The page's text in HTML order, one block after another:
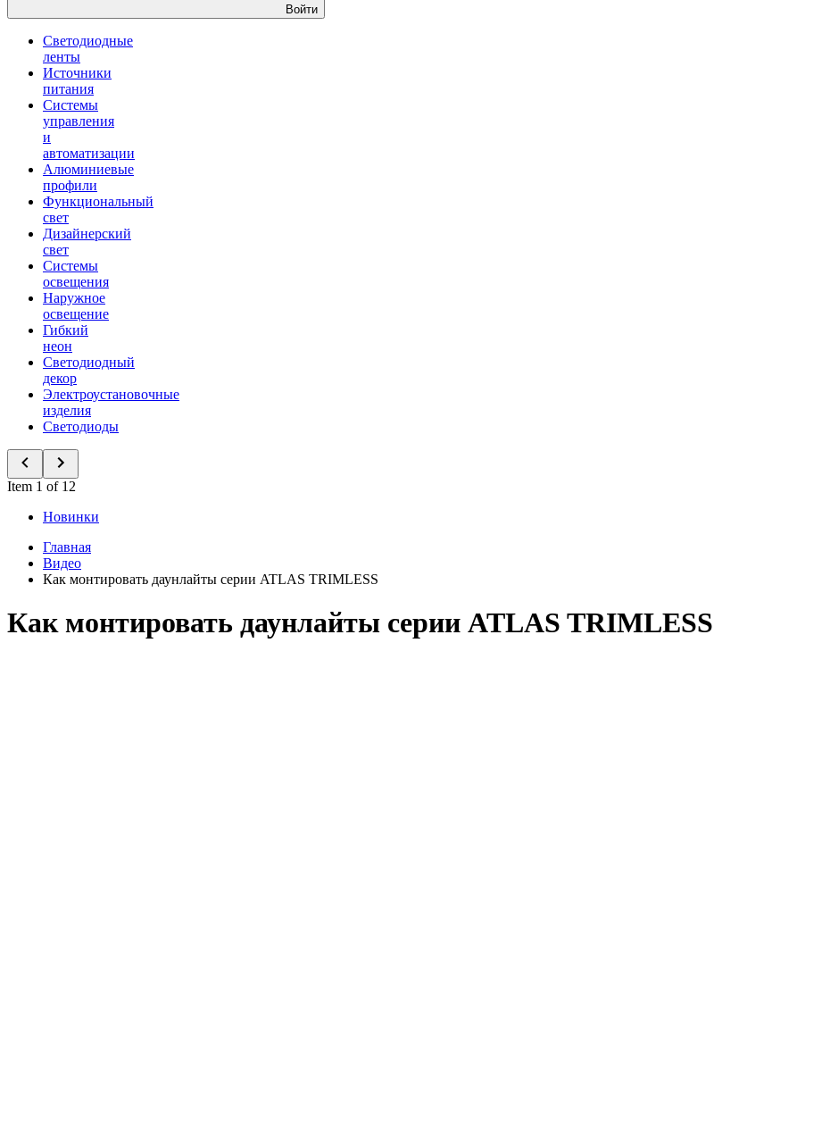
Войти
Светодиодные
ленты
Источники
питания
Системы
управления
и
автоматизации
Алюминиевые
профили
Функциональный
свет
Дизайнерский
свет
Системы
освещения
Наружное
освещение
Гибкий
неон
Светодиодный
декор
Электроустановочные
изделия
Светодиоды
Item 1 of 12
Новинки
Главная
Видео
Как монтировать даунлайты серии ATLAS TRIMLESS
Как монтировать даунлайты серии ATLAS TRIMLESS